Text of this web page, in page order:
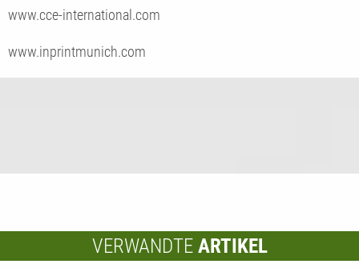
www.cce-international.com
www.inprintmunich.com
VERWANDTE ARTIKEL